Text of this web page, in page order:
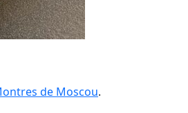
de Moscou.